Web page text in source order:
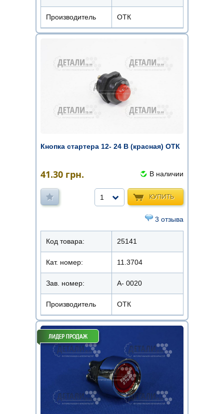
Производитель ОТК
Кнопка стартера 12- 24 В (красная) ОТК
41.30 грн. В наличии
КУПИТЬ
1
3 отзыва
Код товара: 25141
Кат. номер: 11.3704
Зав. номер: А- 0020
Производитель ОТК